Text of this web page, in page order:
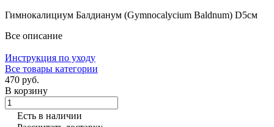
Гимнокалициум Балдианум (Gymnocalycium Baldnum) D5см
Все описание
Инструкция по уходу
Все товары категории
470 руб.
В корзину
Есть в наличии